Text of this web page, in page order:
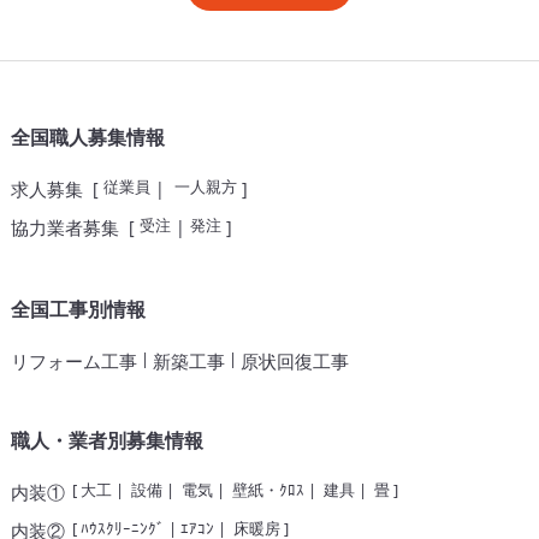
全国職人募集情報
求人募集[ 従業員| 一人親方]
協力業者募集[ 受注| 発注]
全国工事別情報
リフォーム工事| 新築工事| 原状回復工事
職人・業者別募集情報
内装①[ 大工| 設備| 電気| 壁紙・ｸﾛｽ | 建具| 畳]
内装②[ﾊｳｽｸﾘｰﾆﾝｸﾞ | ｴｱｺﾝ | 床暖房]